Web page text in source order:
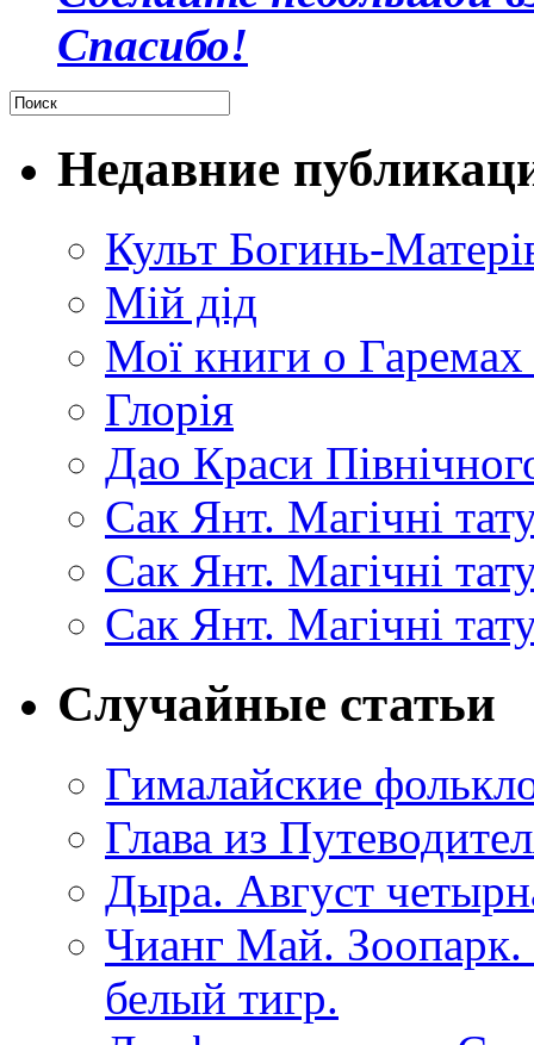
Спасибо!
Недавние
Культ Богинь-
Мій дід
Мої книги о
Глорія
Дао Краси
Сак Янт. Магічні
Сак Янт. Магічні
Сак Янт. Магічні
Случайные статьи
Гималайские
Глава из
Дыра. Август
Чианг Май.
белый тигр.